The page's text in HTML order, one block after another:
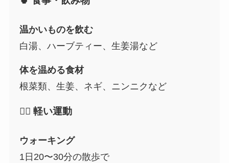
温かいものを飲む
白湯、ハーブティー、生姜湯など
体を温める食材
根菜類、生姜、ネギ、ニンニクなど
🧘‍♀️ 軽い運動
ウォーキング
1日20〜30分の散歩で